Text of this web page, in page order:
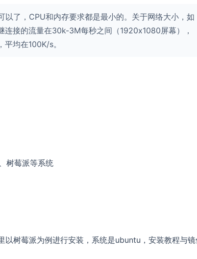
了，CPU和内存要求都是最小的。关于网络大小，如
接的流量在30k-3M每秒之间（1920x1080屏幕），
均在100K/s。
树莓派等系统
以树莓派为例进行安装，系统是ubuntu，安装教程与